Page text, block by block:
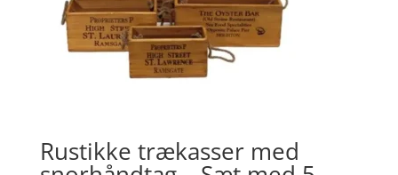
Rustikke trækasser med